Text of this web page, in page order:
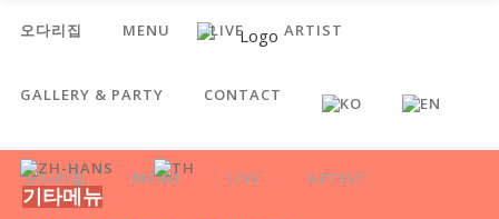
오다리집 MENU LIVE ARTIST
오다리집 MENU LIVE ARTIST
GALLERY & PARTY CONTACT
기타메뉴